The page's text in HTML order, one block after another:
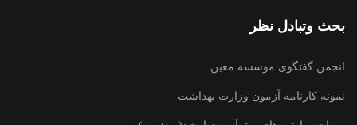
بحث وتبادل نظر
انجمن گفتگوی موسسه معین
نمونه کارنامه آزمون وزارت بهداشت